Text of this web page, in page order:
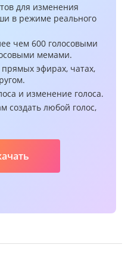
для изменения
в режиме реального
чем 600 голосовыми
мемами.
прямых эфирах, чатах,
и изменение голоса.
создать любой голос,